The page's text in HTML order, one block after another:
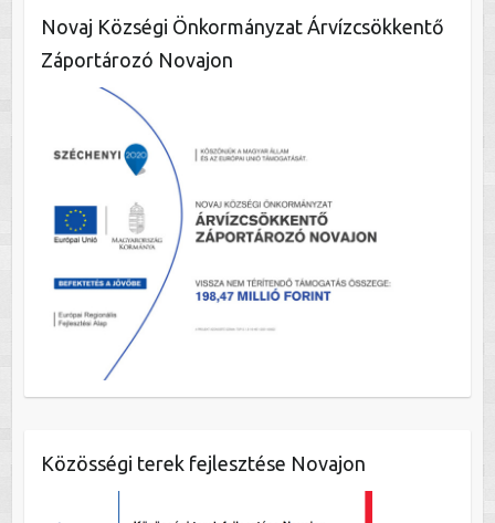
Novaj Községi Önkormányzat Árvízcsökkentő
Záportározó Novajon
Közösségi terek fejlesztése Novajon